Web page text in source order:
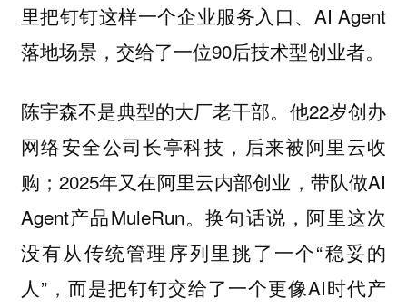
里把钉钉这样一个企业服务入口、AI Agent
落地场景，交给了一位90后技术型创业者。
陈宇森不是典型的大厂老干部。他22岁创办
网络安全公司长亭科技，后来被阿里云收
购；2025年又在阿里云内部创业，带队做AI
Agent产品MuleRun。换句话说，阿里这次
没有从传统管理序列里挑了一个“稳妥的
人”，而是把钉钉交给了一个更像AI时代产